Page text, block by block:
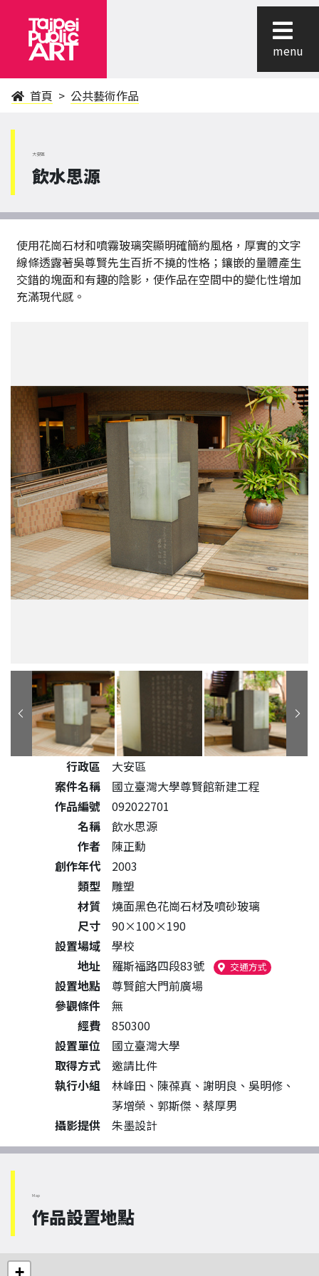
menu
首頁 公共藝術作品
大安區
飲水思源
使用花崗石材和噴霧玻璃突顯明確簡約風格，厚實的文字
線條透露著吳尊賢先生百折不撓的性格；鑲嵌的量體產生
交錯的塊面和有趣的陰影，使作品在空間中的變化性增加
充滿現代感。
公共藝術作品詳細資料
行政區
大安區
案件名稱
國立臺灣大學尊賢館新建工程
作品編號
092022701
名稱
飲水思源
作者
陳正勳
創作年代
2003
類型
雕塑
材質
燒面黑色花崗石材及噴砂玻璃
尺寸
90×100×190
設置場域
學校
地址
羅斯福路四段83號 交通方式（另開新視
設置地點
尊賢館大門前廣場
參觀條件
無
經費
850300
設置單位
國立臺灣大學
取得方式
邀請比件
執行小組
林峰田、陳葆真、謝明良、吳明修、
茅增榮、郭斯傑、蔡厚男
攝影提供
朱墨設計
Map
作品設置地點
+